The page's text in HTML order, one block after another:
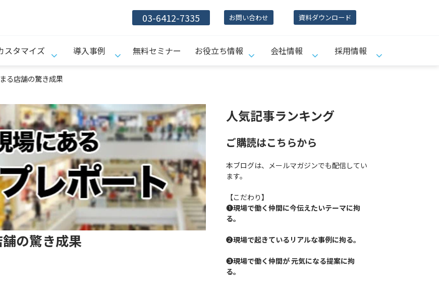
03-6412-7335 お問い合わせ 資料ダウンロード
スタマイズ 導入事例 無料セミナー お役立ち情報 会社情報 採用情報
る店舗の驚き成果
の驚き成果
人気記事ランキング
ご購読はこちらから
本ブログは、メールマガジンでも配信してい
ます。
【こだわり】
❶現場で働く仲間に今伝えたいテーマに拘
る。
❷現場で起きているリアルな事例に拘る。
❸現場で働く仲間が 元気になる提案に拘
る。